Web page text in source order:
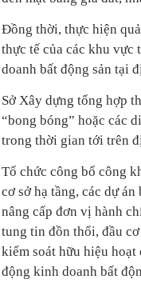
Đồng thời, thực hiện
thực tế của các khu vực
doanh bất động sản tại
Sở Xây dựng tổng hợp
“bong bóng” hoặc các
trong thời gian tới trên
Tổ chức công bố công
cơ sở hạ tầng, các dự
nâng cấp đơn vị hành
tung tin đồn thổi, đầu
kiểm soát hữu hiệu
động kinh doanh bất